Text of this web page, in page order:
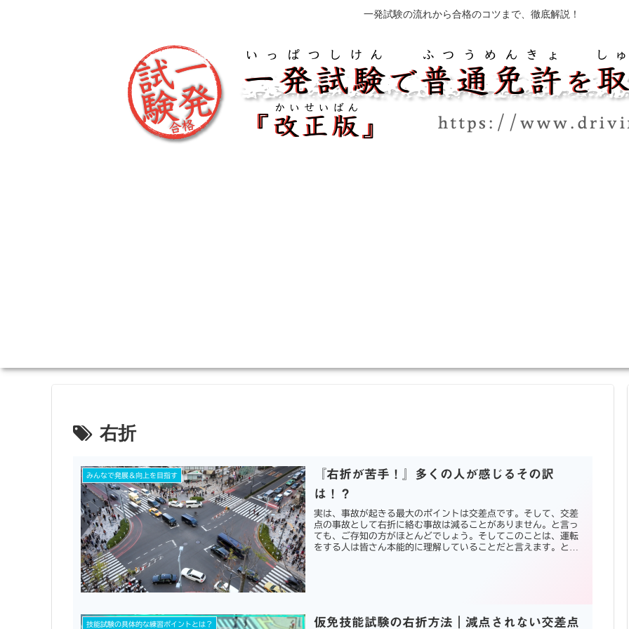
一発試験の流れから合格のコツまで、徹底解説！
右折
みんなで発展＆向上を目指す
『右折が苦手！』多くの人が感じるその訳
は！？
実は、事故が起きる最大のポイントは交差点です。そして、交差
点の事故として右折に絡む事故は減ることがありません。と言っ
ても、ご存知の方がほとんどでしょう。そしてこのことは、運転
をする人は皆さん本能的に理解していることだと言えます。とこ
技能試験の具体的な練習ポイントとは？ 仮免技能試験の右折方法｜減点されない交差点